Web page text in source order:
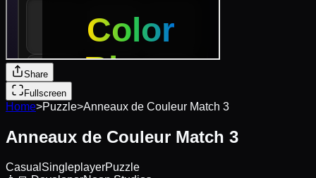
Share
Fullscreen
Home>Puzzle>Anneaux de Couleur Match 3
Anneaux de Couleur Match 3
Casual SingleplayerPuzzle